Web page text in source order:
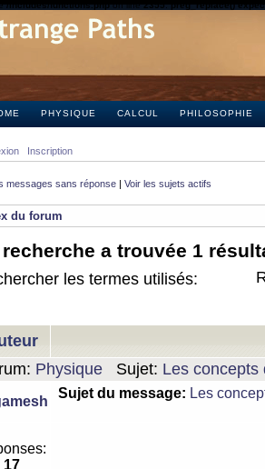
/includes/functions.phpon line2355:preg_replace()
PHYSIQUE CALCUL PHILOSOPHIE
Inscription
messages sans réponse | Voir les sujets actifs
du forum
recherche a trouvée 1
les termes utilisés:
Physique Sujet: Les concepts
Sujet du message: Les
17